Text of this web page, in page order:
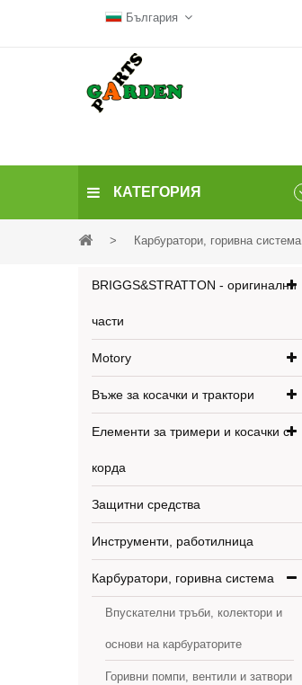
България
КАТЕГОРИЯ
> Карбуратори, горивна система
BRIGGS&STRATTON - оригинални
части
Motory
Въже за косачки и трактори
Елементи за тримери и косачки с
корда
Защитни средства
Инструменти, работилница
Карбуратори, горивна система
Впускателни тръби, колектори и
основи на карбураторите
Горивни помпи, вентили и затвори